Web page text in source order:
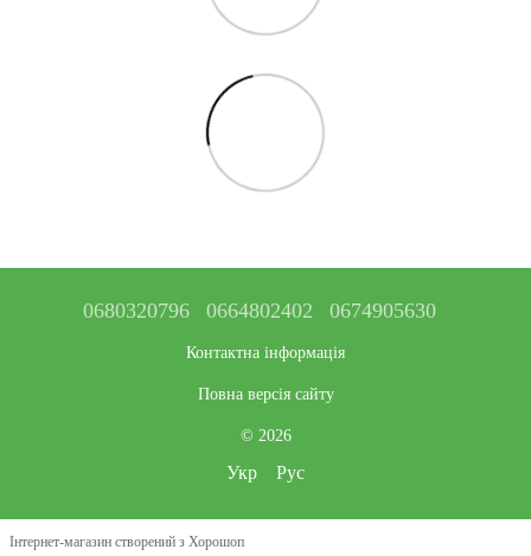
0680320796 0664802402 0674905630
Контактна інформація
Повна версія сайту
© 2026
Укр Рус
Інтернет-магазин створений з Хорошоп